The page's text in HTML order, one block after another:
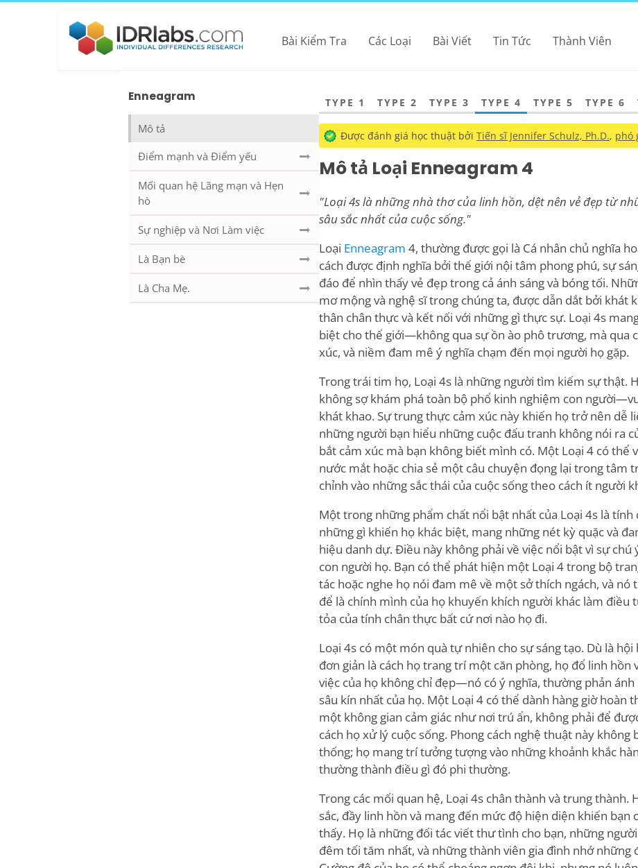
Bài Kiểm Tra Các Loại Bài Viết Tin Tức Thành Viên
Enneagram
Mô tả
Điểm mạnh và Điểm yếu
Mối quan hệ Lãng mạn và Hẹn
hò
Sự nghiệp và Nơi Làm việc
Là Bạn bè
Là Cha Mẹ.
TYPE 1 TYPE 2 TYPE 3 TYPE 4 TYPE 5 TYPE 6
Được đánh giá học thuật bởi Tiến sĩ Jennifer Schulz, Ph.D., phó
Mô tả Loại Enneagram 4
"Loại 4s là những nhà thơ của linh hồn, dệt nên vẻ đẹp từ
sâu sắc nhất của cuộc sống."
Loại Enneagram 4, thường được gọi là Cá nhân chủ nghĩa
cách được định nghĩa bởi thế giới nội tâm phong phú, sự
đáo để nhìn thấy vẻ đẹp trong cả ánh sáng và bóng tối.
mơ mộng và nghệ sĩ trong chúng ta, được dẫn dắt bởi khát
thân chân thực và kết nối với những gì thực sự. Loại 4s
biệt cho thế giới—không qua sự ồn ào phô trương, mà qua
xúc, và niềm đam mê ý nghĩa chạm đến mọi người họ gặp.
Trong trái tim họ, Loại 4s là những người tìm kiếm sự thật.
không sợ khám phá toàn bộ phổ kinh nghiệm con
khát khao. Sự trung thực cảm xúc này khiến họ trở nên dễ
những người bạn hiểu những cuộc đấu tranh không nói ra
bắt cảm xúc mà bạn không biết mình có. Một Loại 4 có thể
nước mắt hoặc chia sẻ một câu chuyện đọng lại trong tâm
chỉnh vào những sắc thái của cuộc sống theo cách ít người
Một trong những phẩm chất nổi bật nhất của Loại 4s là tính
những gì khiến họ khác biệt, mang những nét kỳ quặc và
hiệu danh dự. Điều này không phải về việc nổi bật vì sự
con người họ. Bạn có thể phát hiện một Loại 4 trong bộ
tác hoặc nghe họ nói đam mê về một sở thích ngách, và nó
để là chính mình của họ khuyến khích người khác làm điều
tỏa của tính chân thực bất cứ nơi nào họ đi.
Loại 4s có một món quà tự nhiên cho sự sáng tạo. Dù là hội
đơn giản là cách họ trang trí một căn phòng, họ đổ linh hồn
việc của họ không chỉ đẹp—nó có ý nghĩa, thường phản
sâu kín nhất của họ. Một Loại 4 có thể dành hàng giờ hoàn
một không gian cảm giác như nơi trú ẩn, không phải để
cách họ xử lý cuộc sống. Phong cách nghệ thuật này không
thống; họ mang trí tưởng tượng vào những khoảnh khắc
thường thành điều gì đó phi thường.
Trong các mối quan hệ, Loại 4s chân thành và trung thành.
sắc, đầy linh hồn và mang đến mức độ hiện diện khiến
thấy. Họ là những đối tác viết thư tình cho bạn, những
đêm tối tăm nhất, và những thành viên gia đình nhớ những